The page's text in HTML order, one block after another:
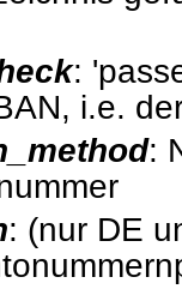
:
i.e.
:
: (nur DE